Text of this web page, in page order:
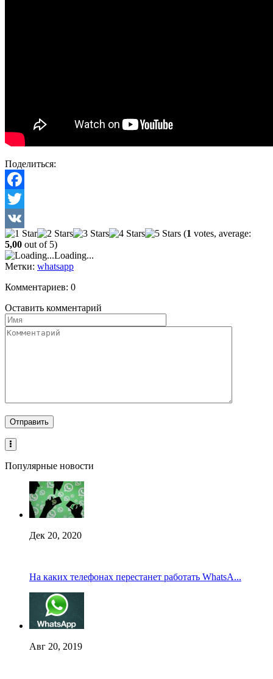
Поделиться:
Facebook
Twitter
VK
(1 votes, average:
5,00 out of 5)
Loading...
Метки: whatsapp
Комментариев: 0
Оставить комментарий
Популярные новости
Дек 20, 2020
На каких телефонах перестанет работать WhatsA...
Авг 20, 2019